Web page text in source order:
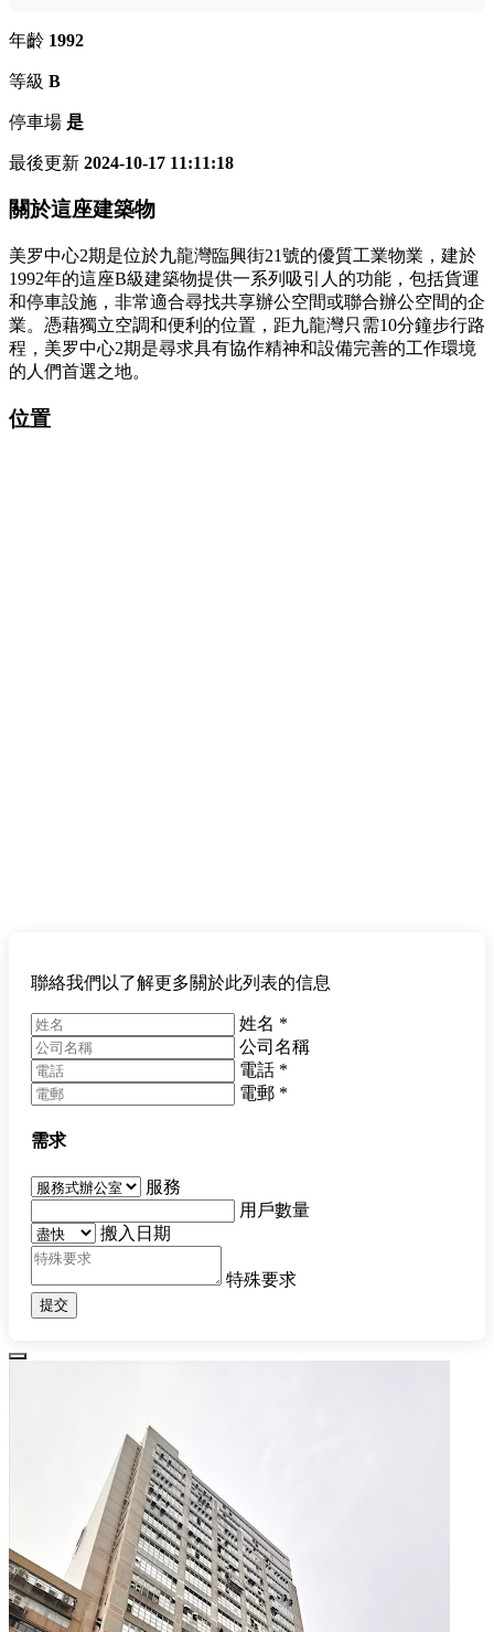
年齡 1992
等級 B
停車場 是
最後更新 2024-10-17 11:11:18
關於這座建築物
美罗中心2期是位於九龍灣臨興街21號的優質工業物業，建於
1992年的這座B級建築物提供一系列吸引人的功能，包括貨運
和停車設施，非常適合尋找共享辦公空間或聯合辦公空間的企
業。憑藉獨立空調和便利的位置，距九龍灣只需10分鐘步行路
程，美罗中心2期是尋求具有協作精神和設備完善的工作環境
的人們首選之地。
位置
聯絡我們以了解更多關於此列表的信息
姓名 *
公司名稱
電話 *
電郵 *
需求
服務
用戶數量
搬入日期
特殊要求
提交